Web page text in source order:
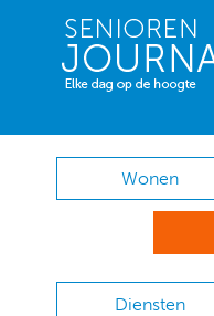
Wonen
Diensten